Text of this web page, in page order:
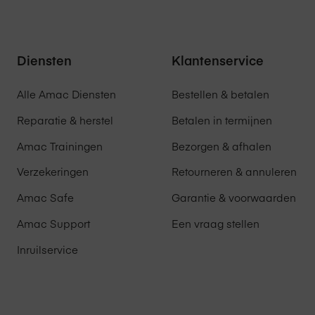
geldt de wettelijke garantie. Wettelijke garantie wil zeggen
ook een fabrieksgarantie, of een extra door Amac geboden
staan hieronder omschreven en doen niets af aan de
loopt de garantie voor dit product dan via de fabrikant of
twee jaar consumentengarantie bij een niet-zakelijke
Diensten
Alle Amac Diensten
Reparatie & herstel
Amac Trainingen
Verzekeringen
Amac Safe
Amac Support
Inruilservice
Klantenservice
Bestellen & betalen
Betalen in termijnen
Bezorgen & afhalen
Retourneren & annuleren
Garantie & voorwaarden
Een vraag stellen